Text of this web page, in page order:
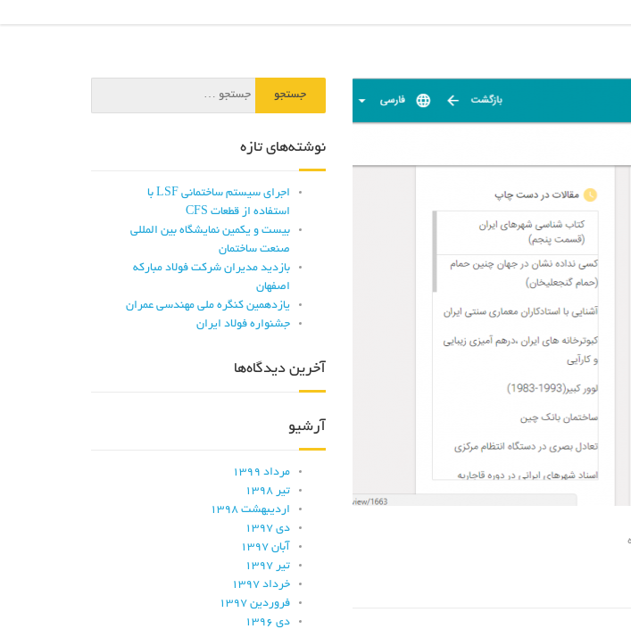
نوشته‌های تازه
اجرای سیستم ساختمانی LSF با
استفاده از قطعات CFS
بیست و یکمین نمایشگاه بین المللی
صنعت ساختمان
بازدید مدیران شرکت فولاد مبارکه
اصفهان
یازدهمین کنگره ملی مهندسی عمران
جشنواره فولاد ایران
آخرین دیدگاه‌ها
آرشیو
مرداد ۱۳۹۹
تیر ۱۳۹۸
اردیبهشت ۱۳۹۸
دی ۱۳۹۷
آبان ۱۳۹۷
تیر ۱۳۹۷
خرداد ۱۳۹۷
فروردین ۱۳۹۷
دی ۱۳۹۶